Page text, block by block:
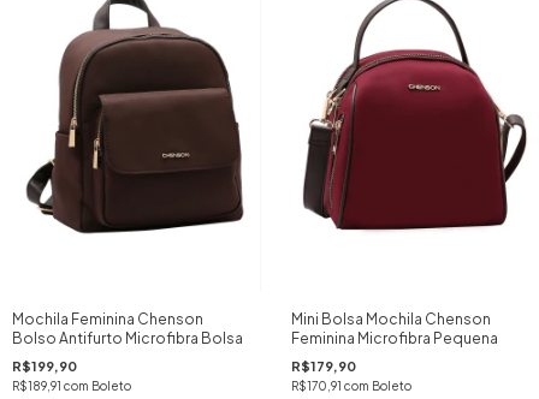
Mochila Feminina Chenson
Bolso Antifurto Microfibra Bolsa
R$199,90
R$189,91 com Boleto
Mini Bolsa Mochila Chenson
Feminina Microfibra Pequena
R$179,90
R$170,91 com Boleto